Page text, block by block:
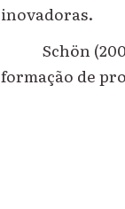
inovadoras.
Schön
formação de